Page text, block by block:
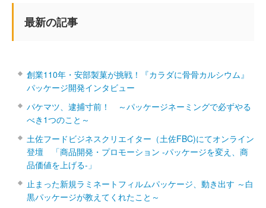
最新の記事
創業110年・安部製菓が挑戦！『カラダに骨骨カルシウム』
パッケージ開発インタビュー
パケマツ、逮捕寸前！ ～パッケージネーミングで必ずやる
べき1つのこと～
土佐フードビジネスクリエイター（土佐FBC)にてオンライン
登壇 「商品開発・プロモーション ‐パッケージを変え、商
品価値を上げる‐」
止まった新規ラミネートフィルムパッケージ、動き出す ～白
黒パッケージが教えてくれたこと～